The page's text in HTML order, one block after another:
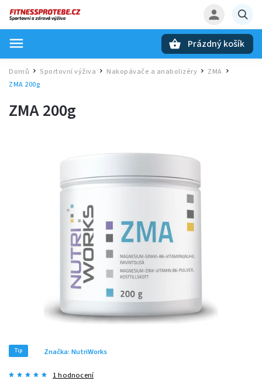
Prázdný košík
Domů / Sportovní výživa / Nakopávače a anabolizéry / ZMA
ZMA 200g
ZMA 200g
Tip
1 hodnocení
Značka: NutriWorks